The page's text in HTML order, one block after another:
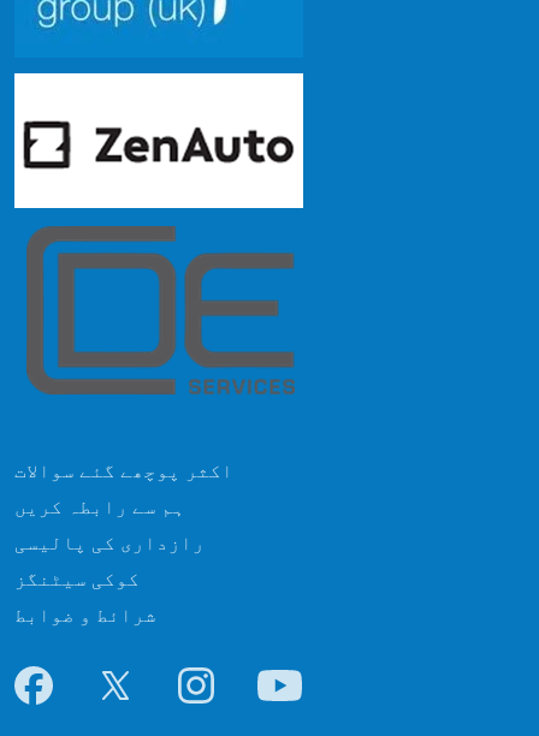
اکثر پوچھے گئے سوالات
ہم سے رابطہ کریں
رازداری کی پالیسی
کوکی سیٹنگز
شرائط و ضوابط